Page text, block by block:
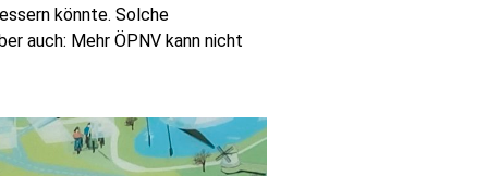
könnte. Solche
auch: Mehr ÖPNV kann nicht